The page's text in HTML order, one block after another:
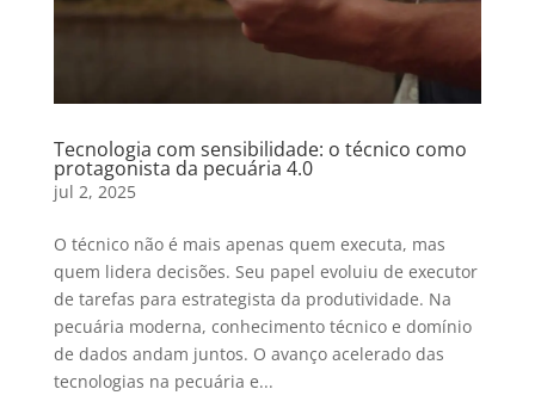
Tecnologia com sensibilidade: o técnico como
protagonista da pecuária 4.0
jul 2, 2025
O técnico não é mais apenas quem executa, mas
quem lidera decisões. Seu papel evoluiu de executor
de tarefas para estrategista da produtividade. Na
pecuária moderna, conhecimento técnico e domínio
de dados andam juntos. O avanço acelerado das
tecnologias na pecuária e...